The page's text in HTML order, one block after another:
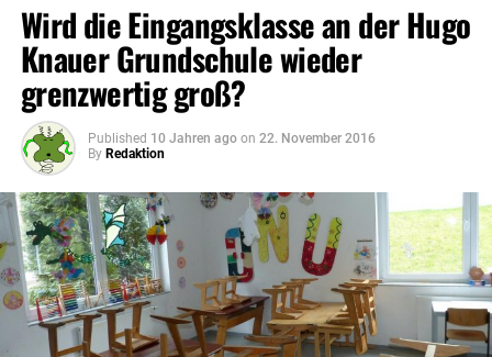
Wird die Eingangsklasse an der Hugo
Knauer Grundschule wieder
grenzwertig groß?
Published 10 Jahren ago on 22. November 2016
By Redaktion